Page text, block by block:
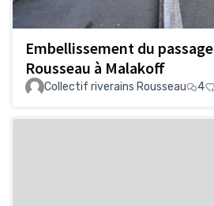
Embellissement du passage
Rousseau à Malakoff
Collectif riverains Rousseau 4